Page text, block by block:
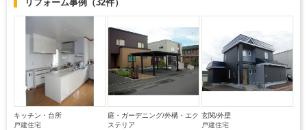
リフォーム事例 （32件）
キッチン・台所
戸建住宅
庭・ガーデニング/外構・エク
ステリア
玄関/外壁
戸建住宅